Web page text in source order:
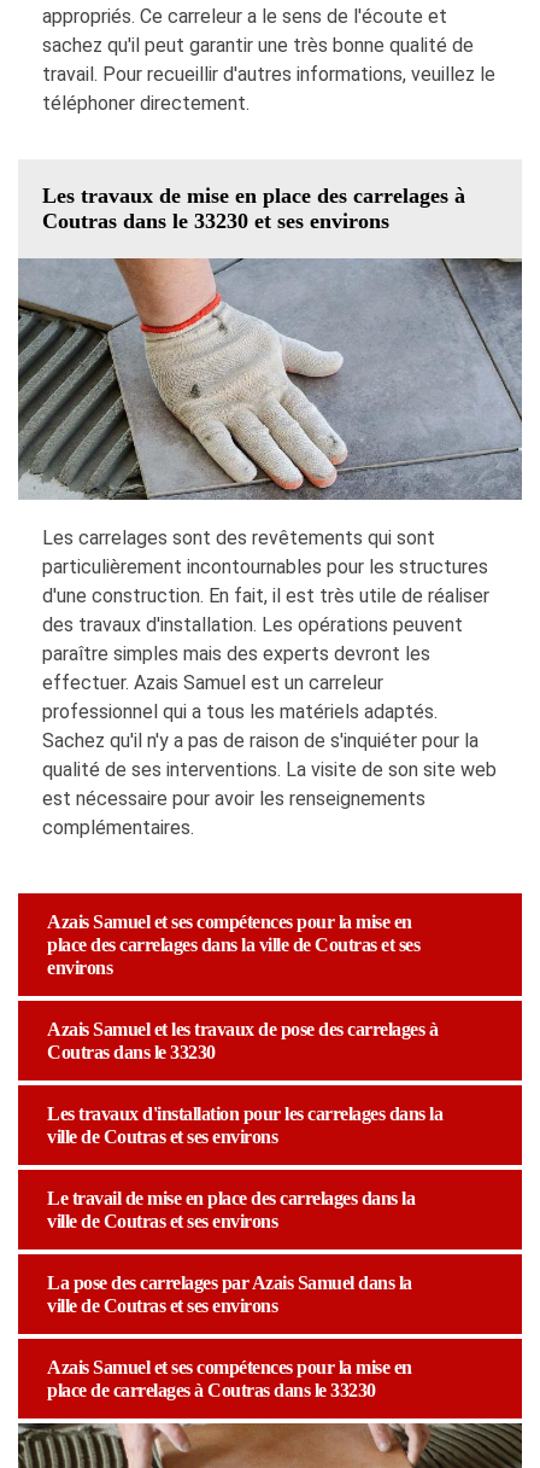
appropriés. Ce carreleur a le sens de l'écoute et
sachez qu'il peut garantir une très bonne qualité de
travail. Pour recueillir d'autres informations, veuillez le
téléphoner directement.
Les travaux de mise en place des carrelages à
Coutras dans le 33230 et ses environs
Les carrelages sont des revêtements qui sont
particulièrement incontournables pour les structures
d'une construction. En fait, il est très utile de réaliser
des travaux d'installation. Les opérations peuvent
paraître simples mais des experts devront les
effectuer. Azais Samuel est un carreleur
professionnel qui a tous les matériels adaptés.
Sachez qu'il n'y a pas de raison de s'inquiéter pour la
qualité de ses interventions. La visite de son site web
est nécessaire pour avoir les renseignements
complémentaires.
Azais Samuel et ses compétences pour la mise en
place des carrelages dans la ville de Coutras et ses
environs
Azais Samuel et les travaux de pose des carrelages à
Coutras dans le 33230
Les travaux d'installation pour les carrelages dans la
ville de Coutras et ses environs
Le travail de mise en place des carrelages dans la
ville de Coutras et ses environs
La pose des carrelages par Azais Samuel dans la
ville de Coutras et ses environs
Azais Samuel et ses compétences pour la mise en
place de carrelages à Coutras dans le 33230